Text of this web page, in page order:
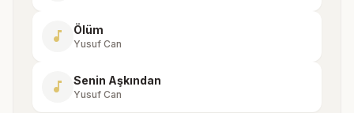
music_note Ölüm
Yusuf Can
music_note Senin Aşkından
Yusuf Can